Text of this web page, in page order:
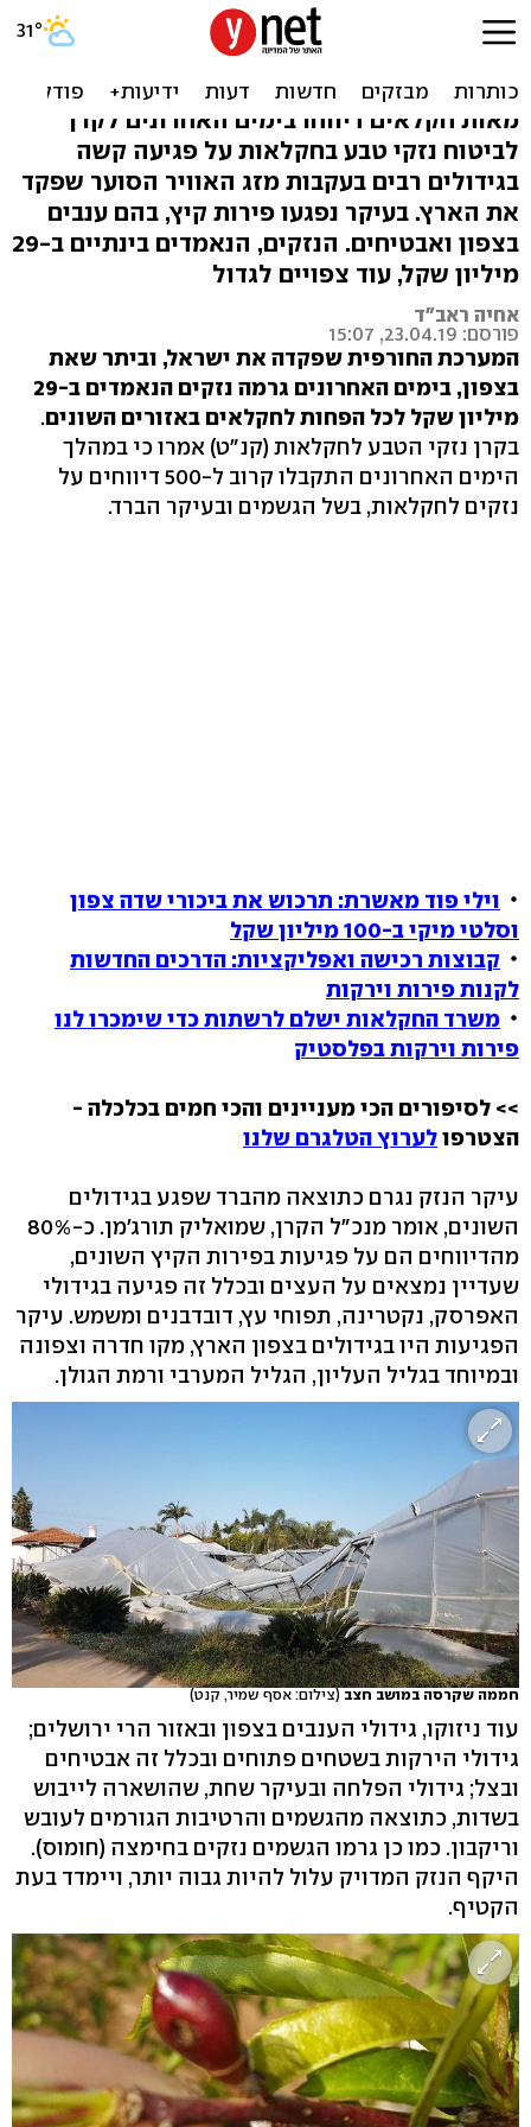
בגלל הברד בפסח: נזקים של
עשרות מיליונים לחקלאים
מאות חקלאים דיווחו בימים האחרונים לקרן
לביטוח נזקי טבע בחקלאות על פגיעה קשה
בגידולים רבים בעקבות מזג האוויר הסוער שפקד
את הארץ. בעיקר נפגעו פירות קיץ, בהם ענבים
בצפון ואבטיחים. הנזקים, הנאמדים בינתיים ב-29
מיליון שקל, עוד צפויים לגדול
אחיה ראב"ד
פורסם: 23.04.19, 15:07
המערכת החורפית שפקדה את ישראל, וביתר שאת
בצפון, בימים האחרונים גרמה נזקים הנאמדים ב-29
מיליון שקל לכל הפחות לחקלאים באזורים השונים.
בקרן נזקי הטבע לחקלאות (קנ"ט) אמרו כי במהלך
הימים האחרונים התקבלו קרוב ל-500 דיווחים על
נזקים לחקלאות, בשל הגשמים ובעיקר הברד.
וילי פוד מאשרת: תרכוש את ביכורי שדה צפון
וסלטי מיקי ב-100 מיליון שקל
קבוצות רכישה ואפליקציות: הדרכים החדשות
לקנות פירות וירקות
משרד החקלאות ישלם לרשתות כדי שימכרו לנו
פירות וירקות בפלסטיק
>> לסיפורים הכי מעניינים והכי חמים בכלכלה -
הצטרפולערוץ הטלגרם שלנו
עיקר הנזק נגרם כתוצאה מהברד שפגע בגידולים
השונים, אומר מנכ"ל הקרן, שמואליק תורג'מן. כ-80%
מהדיווחים הם על פגיעות בפירות הקיץ השונים,
שעדיין נמצאים על העצים ובכלל זה פגיעה בגידולי
האפרסק, נקטרינה, תפוחי עץ, דובדבנים ומשמש. עיקר
הפגיעות היו בגידולים בצפון הארץ, מקו חדרה וצפונה
ובמיוחד בגליל העליון, הגליל המערבי ורמת הגולן.
חממה שקרסה במושב חצב (צילום: אסף שמיר, קנט)
עוד ניזוקו, גידולי הענבים בצפון ובאזור הרי ירושלים;
גידולי הירקות בשטחים פתוחים ובכלל זה אבטיחים
ובצל; גידולי הפלחה ובעיקר שחת, שהושארה לייבוש
בשדות, כתוצאה מהגשמים והרטיבות הגורמים לעובש
וריקבון. כמו כן גרמו הגשמים נזקים בחימצה (חומוס).
היקף הנזק המדויק עלול להיות גבוה יותר, ויימדד בעת
הקטיף.